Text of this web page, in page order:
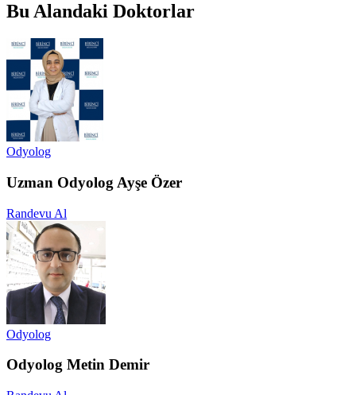
Bu Alandaki Doktorlar
Odyolog
Uzman Odyolog Ayşe Özer
Randevu Al
Odyolog
Odyolog Metin Demir